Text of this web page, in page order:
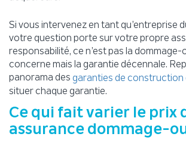
Si vous intervenez en tant qu’entreprise
votre question porte sur votre propre
responsabilité, ce n’est pas la
concerne mais la garantie décennale.
panorama des garanties de construction
situer chaque garantie.
Ce qui fait varier le prix
assurance dommage-